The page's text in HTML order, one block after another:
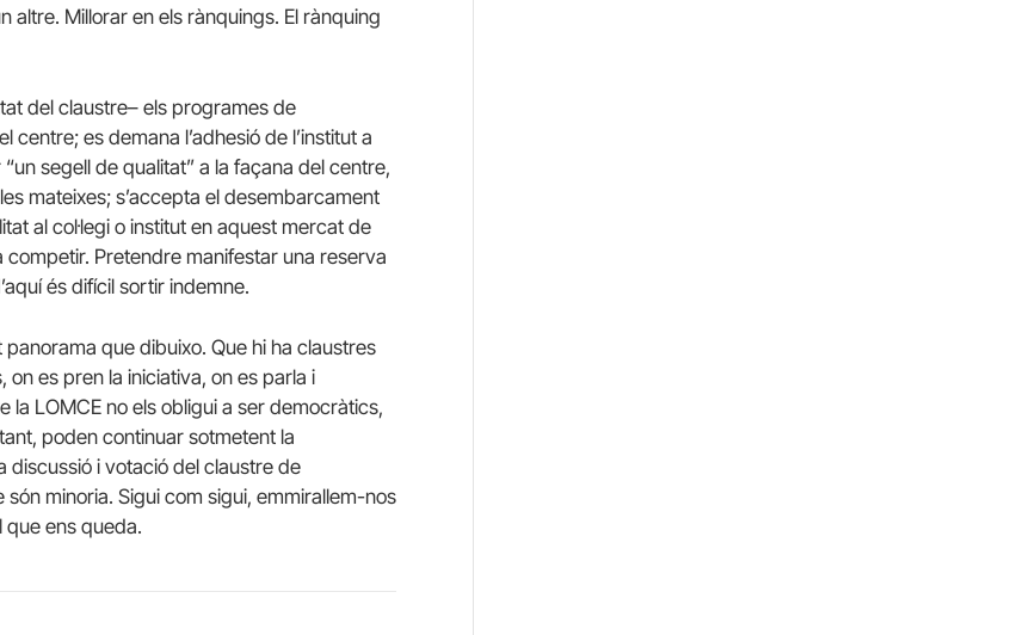
altre. Millorar en els rànquings. El rànquing
del claustre– els programes de
es demana l’adhesió de l’institut a
segell de qualitat” a la façana del centre,
mateixes; s’accepta el desembarcament
al col·legi o institut en aquest mercat de
competir. Pretendre manifestar una reserva
és difícil sortir indemne.
que dibuixo. Que hi ha claustres
es pren la iniciativa, on es parla i
la LOMCE no els obligui a ser democràtics,
poden continuar sotmetent la
discussió i votació del claustre de
minoria. Sigui com sigui, emmirallem-nos
que ens queda.